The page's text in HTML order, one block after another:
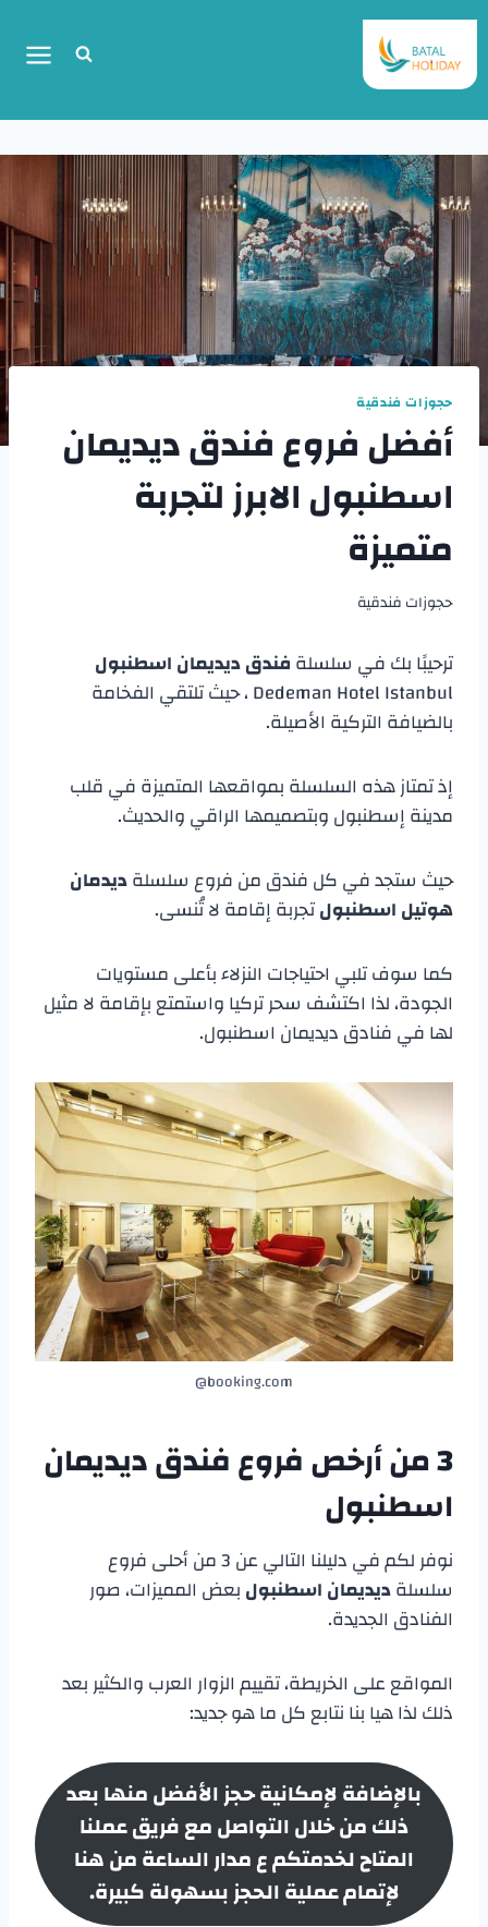
حجوزات فندقية
أفضل فروع فندق ديديمان
اسطنبول الابرز لتجربة
متميزة
حجوزات فندقية
ترحيبًا بك في سلسلةفندق ديديمان اسطنبول
Dedeman Hotel Istanbul ، حيث تلتقي الفخامة
بالضيافة التركية الأصيلة.
إذ تمتاز هذه السلسلة بمواقعها المتميزة في قلب
مدينة إسطنبول وبتصميمها الراقي والحديث.
حيث ستجد في كل فندق من فروع سلسلةديدمان
هوتيل اسطنبولتجربة إقامة لا تُنسى.
كما سوف تلبي احتياجات النزلاء بأعلى مستويات
الجودة، لذا اكتشف سحر تركيا واستمتع بإقامة لا مثيل
لها في فنادق ديديمان اسطنبول.
booking.com@
3 من أرخص فروع
فندق ديديمان
اسطنبول
نوفر لكم في دليلنا التالي عن 3 من أحلى فروع
سلسلةديديمان اسطنبولبعض المميزات، صور
الفنادق الجديدة.
المواقع على الخريطة، تقييم الزوار العرب والكثير بعد
ذلك لذا هيا بنا نتابع كل ما هو جديد:
بالإضافة لإمكانية حجز الأفضل منها بعد
ذلك من خلال التواصل مع فريق عملنا
المتاح لخدمتكم ع مدار الساعة من هنا
لإتمام عملية الحجز بسهولة كبيرة.